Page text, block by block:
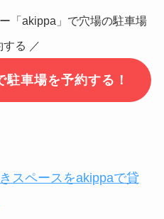
「akippa」で穴場の駐車場
する ／
車場を予約する！
スペースをakippaで貸